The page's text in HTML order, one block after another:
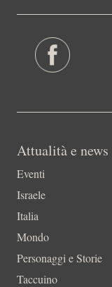
Attualità e news
Eventi
Israele
Italia
Mondo
Personaggi e Storie
Taccuino